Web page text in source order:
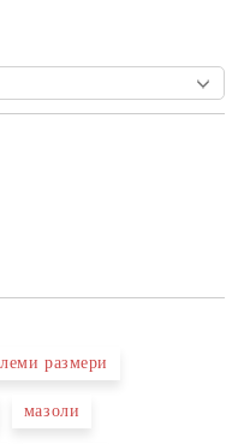
размери
мазоли